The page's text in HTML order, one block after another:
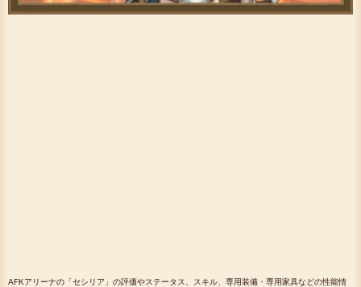
AFKアリーナの「セシリア」の評価やステータス、スキル、専用装備・専用家具などの性能情